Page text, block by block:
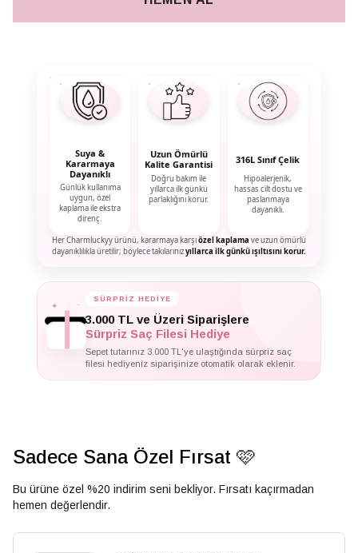
Suya &
Kararmaya
Dayanıklı
Günlük kullanıma
uygun, özel
kaplama ile ekstra
direnç.
Uzun Ömürlü
Kalite Garantisi
Doğru bakım ile
yıllarca ilk günkü
parlaklığını korur.
316L Sınıf Çelik
Hipoalerjenik,
hassas cilt dostu ve
paslanmaya
dayanıklı.
Her Charmluckyy ürünü, kararmaya karşıözel kaplama ve uzun ömürlü
dayanıklılıkla üretilir; böylece takılarınızyıllarca ilk günkü ışıltısını korur.
✦
✦
SÜRPRİZ HEDİYE
3.000 TL ve Üzeri Siparişlere
Sürpriz Saç Filesi Hediye
Sepet tutarınız 3.000 TL'ye ulaştığında sürpriz saç
filesi hediyeniz siparişinize otomatik olarak eklenir.
Sadece Sana Özel Fırsat 🩷
Bu ürüne özel %20 indirim seni bekliyor. Fırsatı kaçırmadan
hemen değerlendir.